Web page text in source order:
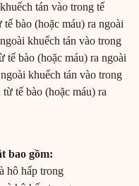
tán vào trong tế
bào (hoặc máu) ra ngoài
khuếch tán vào trong
tế bào (hoặc máu) ra ngoài
khuếch tán vào trong
tế bào (hoặc máu) ra
bao gồm:
hô hấp trong